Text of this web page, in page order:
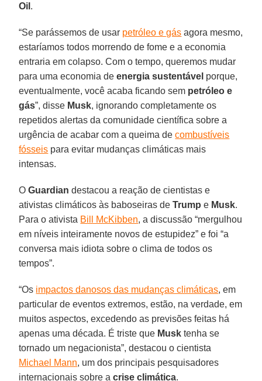
Oil .
“Se parássemos de usar petróleo e gás agora mesmo,
estaríamos todos morrendo de fome e a economia
entraria em colapso. Com o tempo, queremos mudar
para uma economia deenergia sustentável porque,
eventualmente, você acaba ficando sem petróleo e
gás”, disse Musk, ignorando completamente os
repetidos alertas da comunidade científica sobre a
urgência de acabar com a queima decombustíveis
fósseis para evitar mudanças climáticas mais
intensas.
OGuardian destacou a reação de cientistas e
ativistas climáticos às baboseiras deTrump e Musk.
Para o ativista Bill McKibben, a discussão “mergulhou
em níveis inteiramente novos de estupidez” e foi “a
conversa mais idiota sobre o clima de todos os
tempos”.
“Os impactos danosos das mudanças climáticas, em
particular de eventos extremos, estão, na verdade, em
muitos aspectos, excedendo as previsões feitas há
apenas uma década. É triste que Musk tenha se
tornado um negacionista”, destacou o cientista
Michael Mann, um dos principais pesquisadores
internacionais sobre acrise climática.